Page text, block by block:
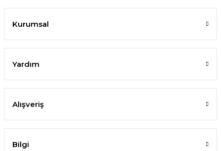
Kurumsal
Yardım
Alışveriş
Bilgi